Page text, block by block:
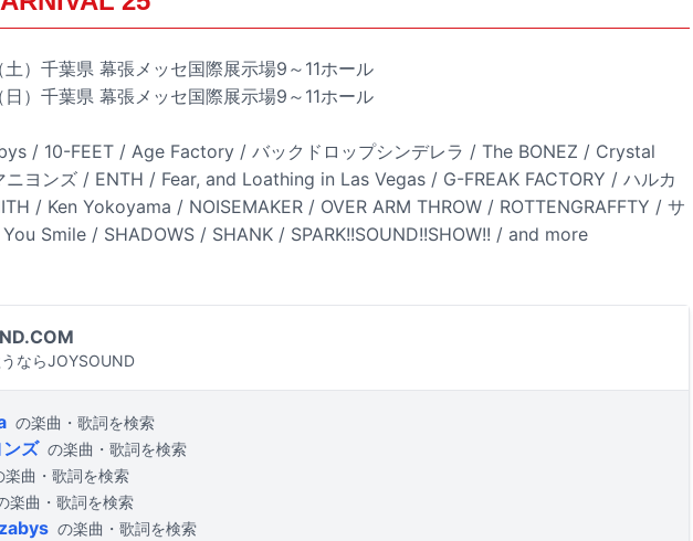
）千葉県 幕張メッセ国際展示場9～11ホール
）千葉県 幕張メッセ国際展示場9～11ホール
/ 10-FEET / Age Factory / バックドロップシンデレラ / The BONEZ / Crystal
ヨンズ / ENTH / Fear, and Loathing in Las Vegas / G-FREAK FACTORY / ハルカ
/ Ken Yokoyama / NOISEMAKER / OVER ARM THROW / ROTTENGRAFFTY / サ
Smile / SHADOWS / SHANK / SPARK!!SOUND!!SHOW!! / and more
ならJOYSOUND
の楽曲・歌詞を検索
ズ の楽曲・歌詞を検索
楽曲・歌詞を検索
楽曲・歌詞を検索
の楽曲・歌詞を検索